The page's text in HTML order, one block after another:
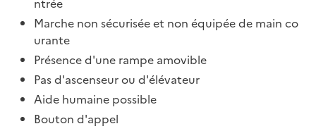
Marche non sécurisée et non équipée de main co
urante
Présence d'une rampe amovible
Pas d'ascenseur ou d'élévateur
Aide humaine possible
Bouton d'appel